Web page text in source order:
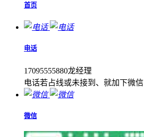
首页
电话
17095555880龙经理
电话若占线或未接到、就加下微信
微信